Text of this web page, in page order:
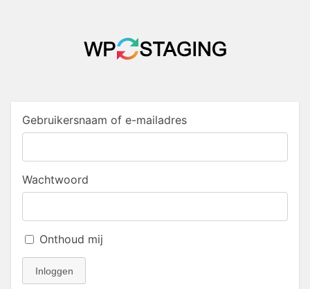
Gebruikersnaam of e-mailadres
Wachtwoord
Onthoud mij
Inloggen